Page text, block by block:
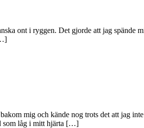
ont i ryggen. Det gjorde att jag spände
mig och kände nog trots det att jag
som låg i mitt hjärta […]